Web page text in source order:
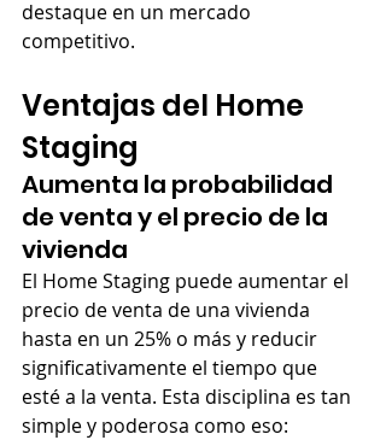
destaque en un mercado
competitivo.
Ventajas del Home
Staging
Aumenta la probabilidad
de venta y el precio de la
vivienda
El Home Staging puede aumentar el
precio de venta de una vivienda
hasta en un 25% o más y reducir
significativamente el tiempo que
esté a la venta. Esta disciplina es tan
simple y poderosa como eso: